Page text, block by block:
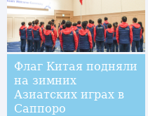
Флаг Китая подняли
на зимних
Азиатских играх в
Саппоро